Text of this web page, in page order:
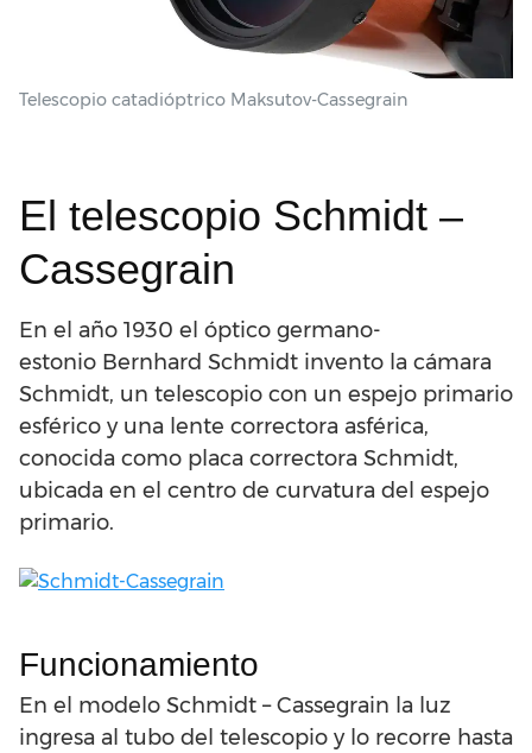
Telescopio catadióptrico Maksutov-Cassegrain
El telescopio Schmidt –
Cassegrain
En el año 1930 el óptico germano-
estonio Bernhard Schmidt invento la cámara
Schmidt, un telescopio con un espejo primario
esférico y una lente correctora asférica,
conocida como placa correctora Schmidt,
ubicada en el centro de curvatura del espejo
primario.
Funcionamiento
En el modelo Schmidt – Cassegrain la luz
ingresa al tubo del telescopio y lo recorre hasta